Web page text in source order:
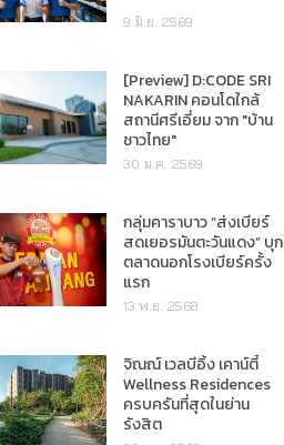
9 มิ.ย. 2569
[Preview] D:CODE SRI
NAKARIN คอนโดใกล้
สถานีศรีเอี่ยม จาก "บ้าน
ชาวไทย"
30 ม.ค. 2569
กลุ่มคาราบาว “ส่งเบียร์
สดเยอรมันตะวันแดง” บุก
ตลาดนอกโรงเบียร์ครั้ง
แรก
13 พ.ย. 2568
จิณณ์ เวลบีอิ้ง เคาน์ตี้
Wellness Residences
ครบครันที่สุดในย่าน
รังสิต